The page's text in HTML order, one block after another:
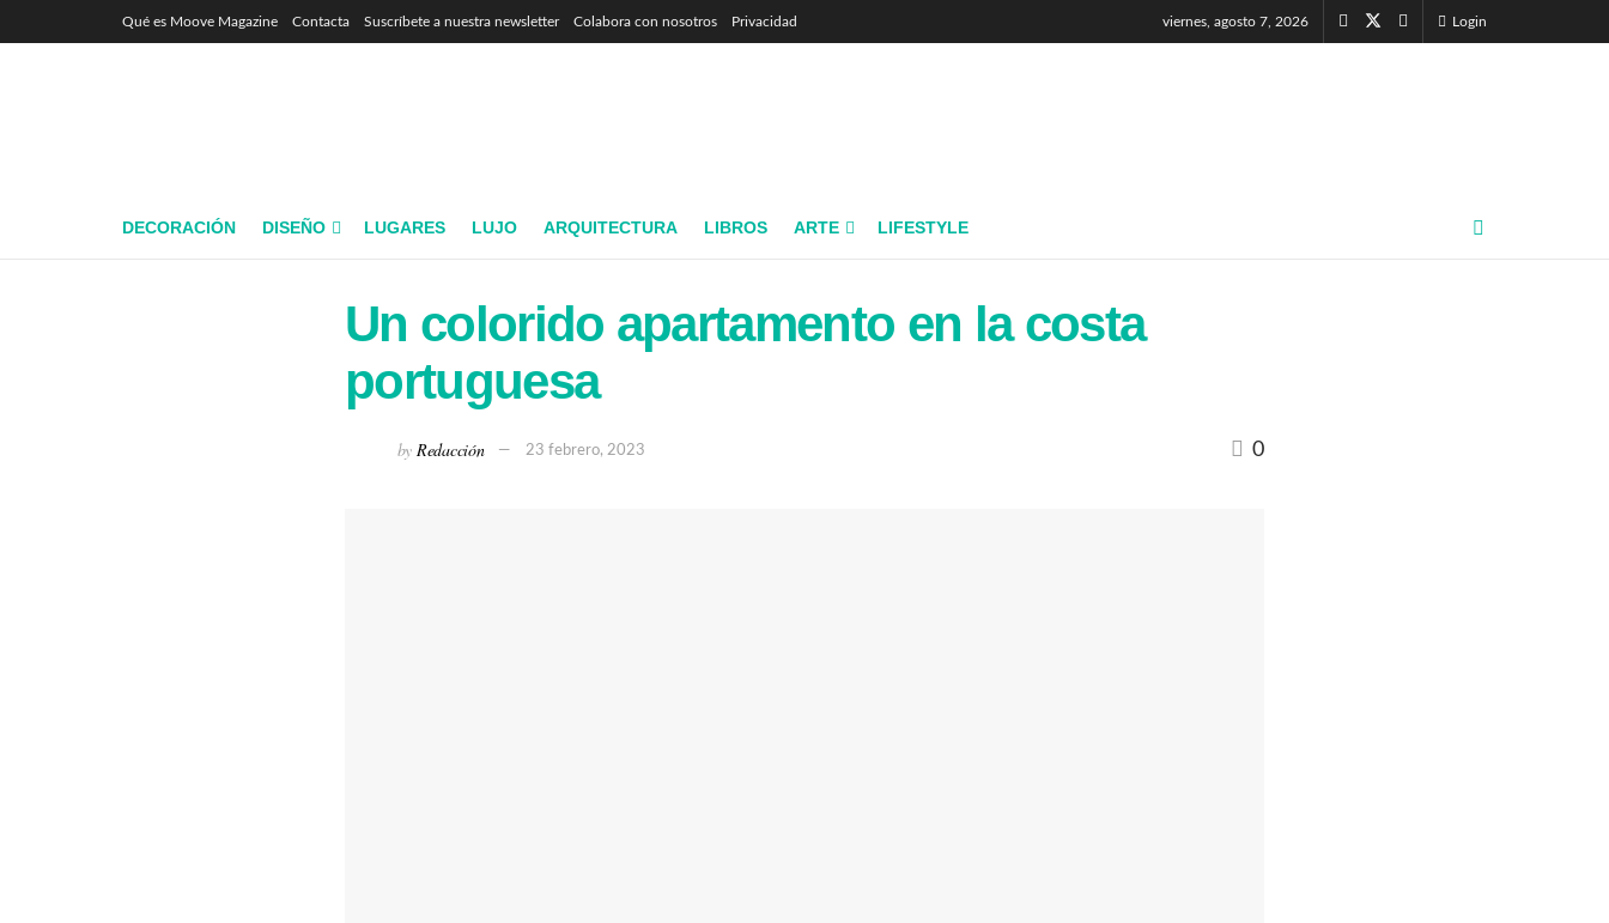
Qué es Moove Magazine Contacta Suscríbete a nuestra newsletter Colabora con nosotros Privacidad viernes, agosto 7, 2026 Login
DECORACIÓN DISEÑO LUGARES LUJO ARQUITECTURA LIBROS ARTE LIFESTYLE
Un colorido apartamento en la costa
portuguesa
by Redacción 23 febrero, 2023 0